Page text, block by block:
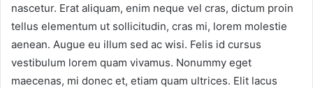
nascetur. Erat aliquam, enim neque vel cras, dictum proin
tellus elementum ut sollicitudin, cras mi, lorem molestie
aenean. Augue eu illum sed ac wisi. Felis id cursus
vestibulum lorem quam vivamus. Nonummy eget
maecenas, mi donec et, etiam quam ultrices. Elit lacus